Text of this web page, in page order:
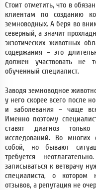
Стоит отметить, что в
клиентам по созданию
земноводных. А беря во
северный, а значит
экзотических животных
содержания – это
должен участвовать не
обученный специалист.
Заводя земноводное
у него скорее всего после
и заболевания – чаще
Именно поэтому
ставят диагноз
исследований. Во многих
собой, но бывают
требуется
записываться к ветврачу
специалиста, о
отзывов, а репутация не